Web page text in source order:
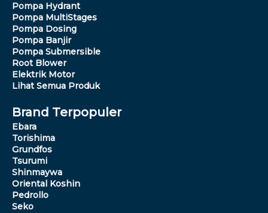
Pompa Hydrant
Pompa MultiStages
Pompa Dosing
Pompa Banjir
Pompa Submersible
Root Blower
Elektrik Motor
Lihat Semua Produk
Brand Terpopuler
Ebara
Torishima
Grundfos
Tsurumi
Shinmaywa
Oriental Koshin
Pedrollo
Seko